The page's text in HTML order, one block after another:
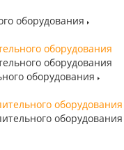
оборудования
оборудования
оборудования
оборудования
оборудования
оборудования